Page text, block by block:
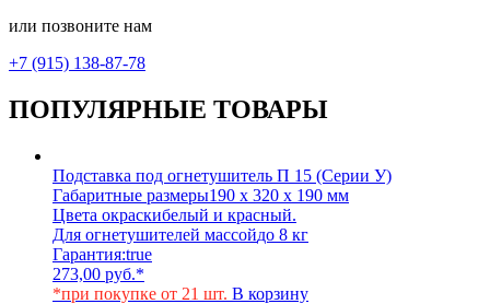
или позвоните нам
+7 (915) 138-87-78
ПОПУЛЯРНЫЕ ТОВАРЫ
Подставка под огнетушитель П 15 (Серии У)
Габаритные размеры190 х 320 х 190 мм
Цвета окраскибелый и красный.
Для огнетушителей массойдо 8 кг
Гарантия:true
273,00 руб.*
*при покупке от 21 шт. В корзину